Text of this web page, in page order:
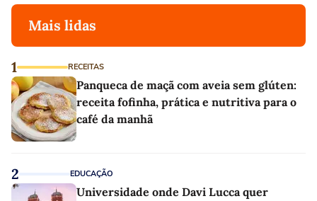
Mais lidas
1 RECEITAS
Panqueca de maçã com aveia sem glúten:
receita fofinha, prática e nutritiva para o
café da manhã
2 EDUCAÇÃO
Universidade onde Davi Lucca quer